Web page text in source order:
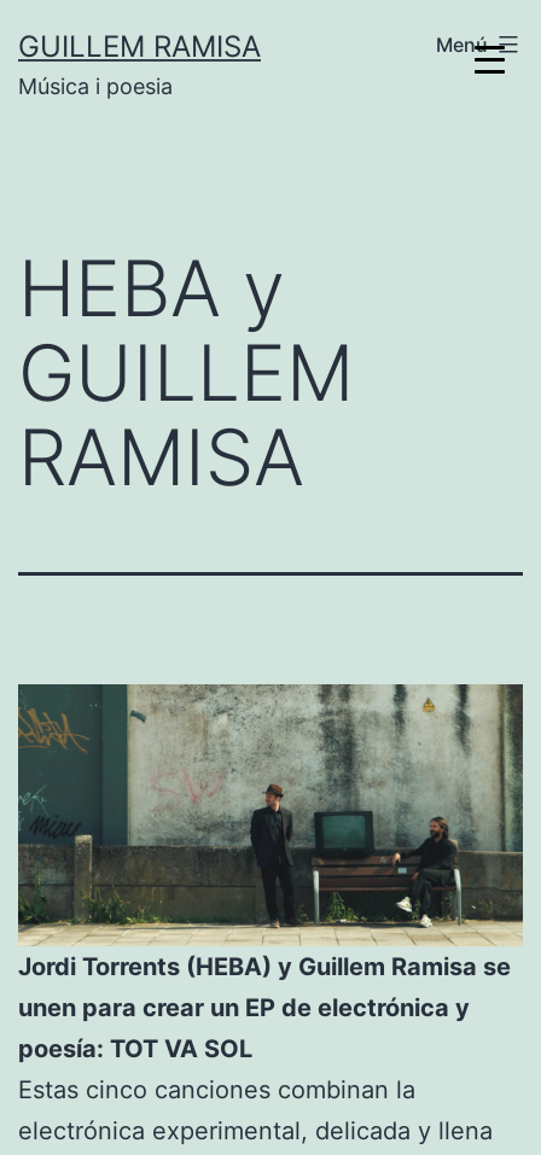
contingut
GUILLEM RAMISA
Música i poesia
Menú
HEBA y
GUILLEM
RAMISA
Jordi Torrents (HEBA) y Guillem Ramisa se
unen para crear un EP de electrónica y
poesía: TOT VA SOL
Estas cinco canciones combinan la
electrónica experimental, delicada y llena